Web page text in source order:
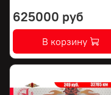
625000 руб
В корзину